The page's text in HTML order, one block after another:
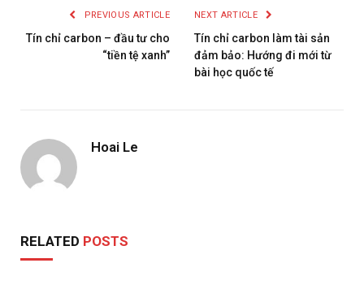
PREVIOUS ARTICLE
Tín chỉ carbon – đầu tư cho
“tiền tệ xanh”
NEXT ARTICLE
Tín chỉ carbon làm tài sản
đảm bảo: Hướng đi mới từ
bài học quốc tế
Hoai Le
RELATED POSTS